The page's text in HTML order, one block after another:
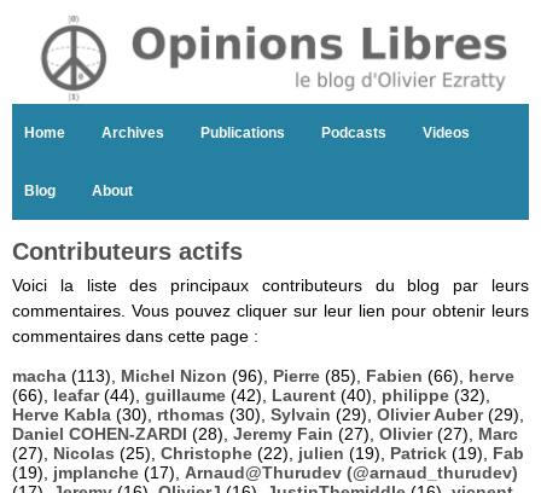
Home Archives Publications Podcasts Videos
Blog About
Contributeurs actifs
Voici la liste des principaux contributeurs du blog par leurs
commentaires. Vous pouvez cliquer sur leur lien pour obtenir leurs
commentaires dans cette page :
macha (113), Michel Nizon (96), Pierre (85), Fabien (66), herve
(66), leafar(44), guillaume (42), Laurent (40), philippe (32),
Herve Kabla (30), rthomas (30), Sylvain (29), Olivier Auber(29),
Daniel COHEN-ZARDI (28), Jeremy Fain (27), Olivier(27), Marc
(27), Nicolas (25), Christophe (22), julien (19), Patrick (19), Fab
(19), jmplanche (17), Arnaud@Thurudev (@arnaud_thurudev)